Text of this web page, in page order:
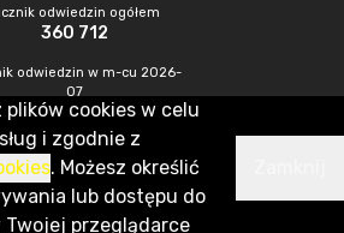
odwiedzin ogółem
360 712
odwiedzin w m-cu 2026-
07
1 357
cookies w celu
i zgodnie z
. Możesz określić
lub dostępu do
Twojej przeglądarce